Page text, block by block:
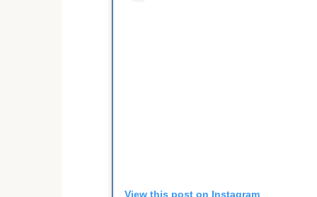
View this post on Instagram